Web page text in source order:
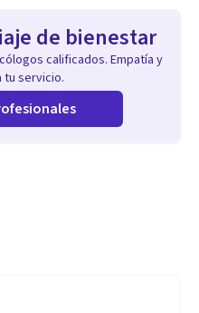
de bienestar
calificados. Empatía y
tu servicio.